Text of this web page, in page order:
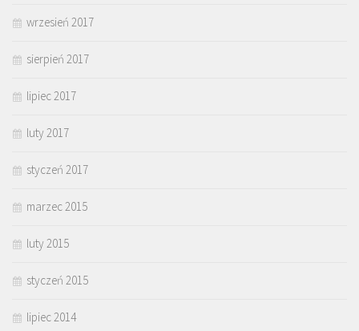
wrzesień 2017
sierpień 2017
lipiec 2017
luty 2017
styczeń 2017
marzec 2015
luty 2015
styczeń 2015
lipiec 2014